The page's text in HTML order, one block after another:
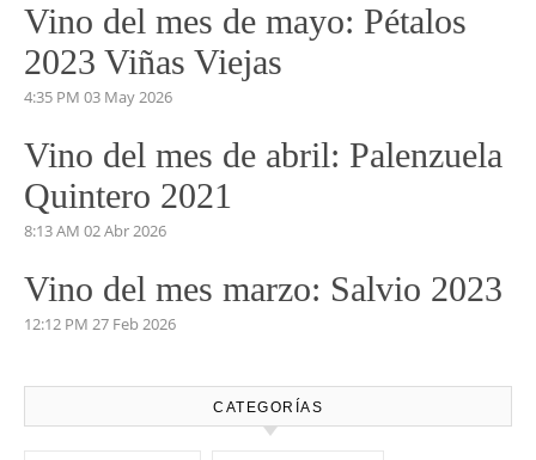
Vino del mes de mayo: Pétalos
2023 Viñas Viejas
4:35 PM 03 May 2026
Vino del mes de abril: Palenzuela
Quintero 2021
8:13 AM 02 Abr 2026
Vino del mes marzo: Salvio 2023
12:12 PM 27 Feb 2026
CATEGORÍAS